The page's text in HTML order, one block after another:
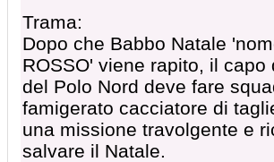
Trama:
Dopo che Babbo Natale
ROSSO' viene rapito, il
del Polo Nord deve fare
famigerato cacciatore di
una missione travolgente e
salvare il Natale.